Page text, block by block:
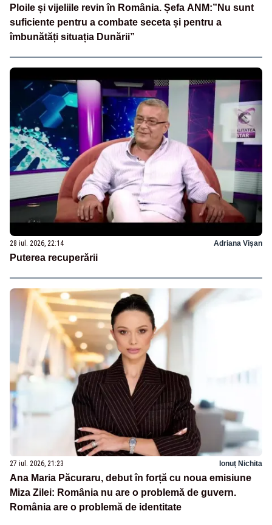
Ploile și vijeliile revin în România. Șefa ANM:”Nu sunt
suficiente pentru a combate seceta și pentru a
îmbunătăți situația Dunării”
28 iul. 2026, 22:14 Adriana Vișan
Puterea recuperării
27 iul. 2026, 21:23 Ionuț Nichita
Ana Maria Păcuraru, debut în forță cu noua emisiune
Miza Zilei: România nu are o problemă de guvern.
România are o problemă de identitate